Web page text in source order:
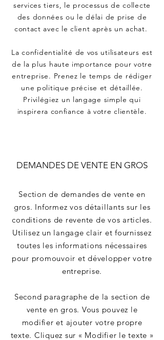
services tiers, le processus de collecte
des données ou le délai de prise de
contact avec le client après un achat.
La confidentialité de vos utilisateurs est
de la plus haute importance pour votre
entreprise. Prenez le temps de rédiger
une politique précise et détaillée.
Privilégiez un langage simple qui
inspirera confiance à votre clientèle.​
DEMANDES DE VENTE EN GROS
Section de demandes de vente en
gros. Informez vos détaillants sur les
conditions de revente de vos articles.
Utilisez un langage clair et fournissez
toutes les informations nécessaires
pour promouvoir et développer votre
entreprise.
Second paragraphe de la section de
vente en gros. Vous pouvez le
modifier et ajouter votre propre
texte. Cliquez sur « Modifier le texte »